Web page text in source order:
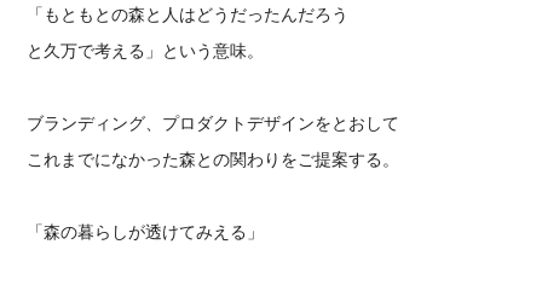
「もともとの森と人はどうだったんだろう
と久万で考える」という意味。
ブランディング、プロダクトデザインをとおして
これまでになかった森との関わりをご提案する。
「森の暮らしが透けてみえる」